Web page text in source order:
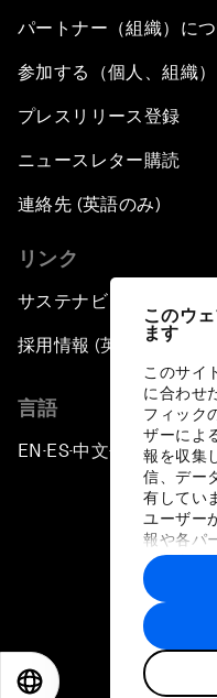
このウ
ます
このサイ
に合わせ
フィック
ザーによ
報を収集
信、デー
有してい
ユーザー
報や各パ
に収集さ
トナーに
す。
パートナー（組織）に
参加する（個人、組織）
プレスリリース登録
ニュースレター購読
連絡先 (英語のみ)
リンク
サステナビリティへの取
採用情報 (英語のみ)
言語
EN ▪ES▪中文▪ 日本語
プライバシ
©